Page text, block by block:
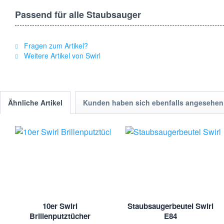
Passend für alle Staubsauger
Ihnen den vollen Genuss des exotischen Dufts der Südsee.
Ihren eigenen vier Wänden. Bei Staubbeutel24 bieten wir Ihnen
Die Südsee war nie näher – bestellen Sie Swirl Staubsauger Deo
Fragen zum Artikel?
Weitere Artikel von Swirl
Ähnliche Artikel Kunden haben sich ebenfalls angesehen
10er Swirl
Brillenputztücher
Staubsaugerbeutel Swirl
E84